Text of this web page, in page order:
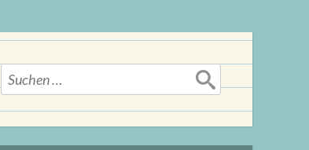
Suchen
nach: